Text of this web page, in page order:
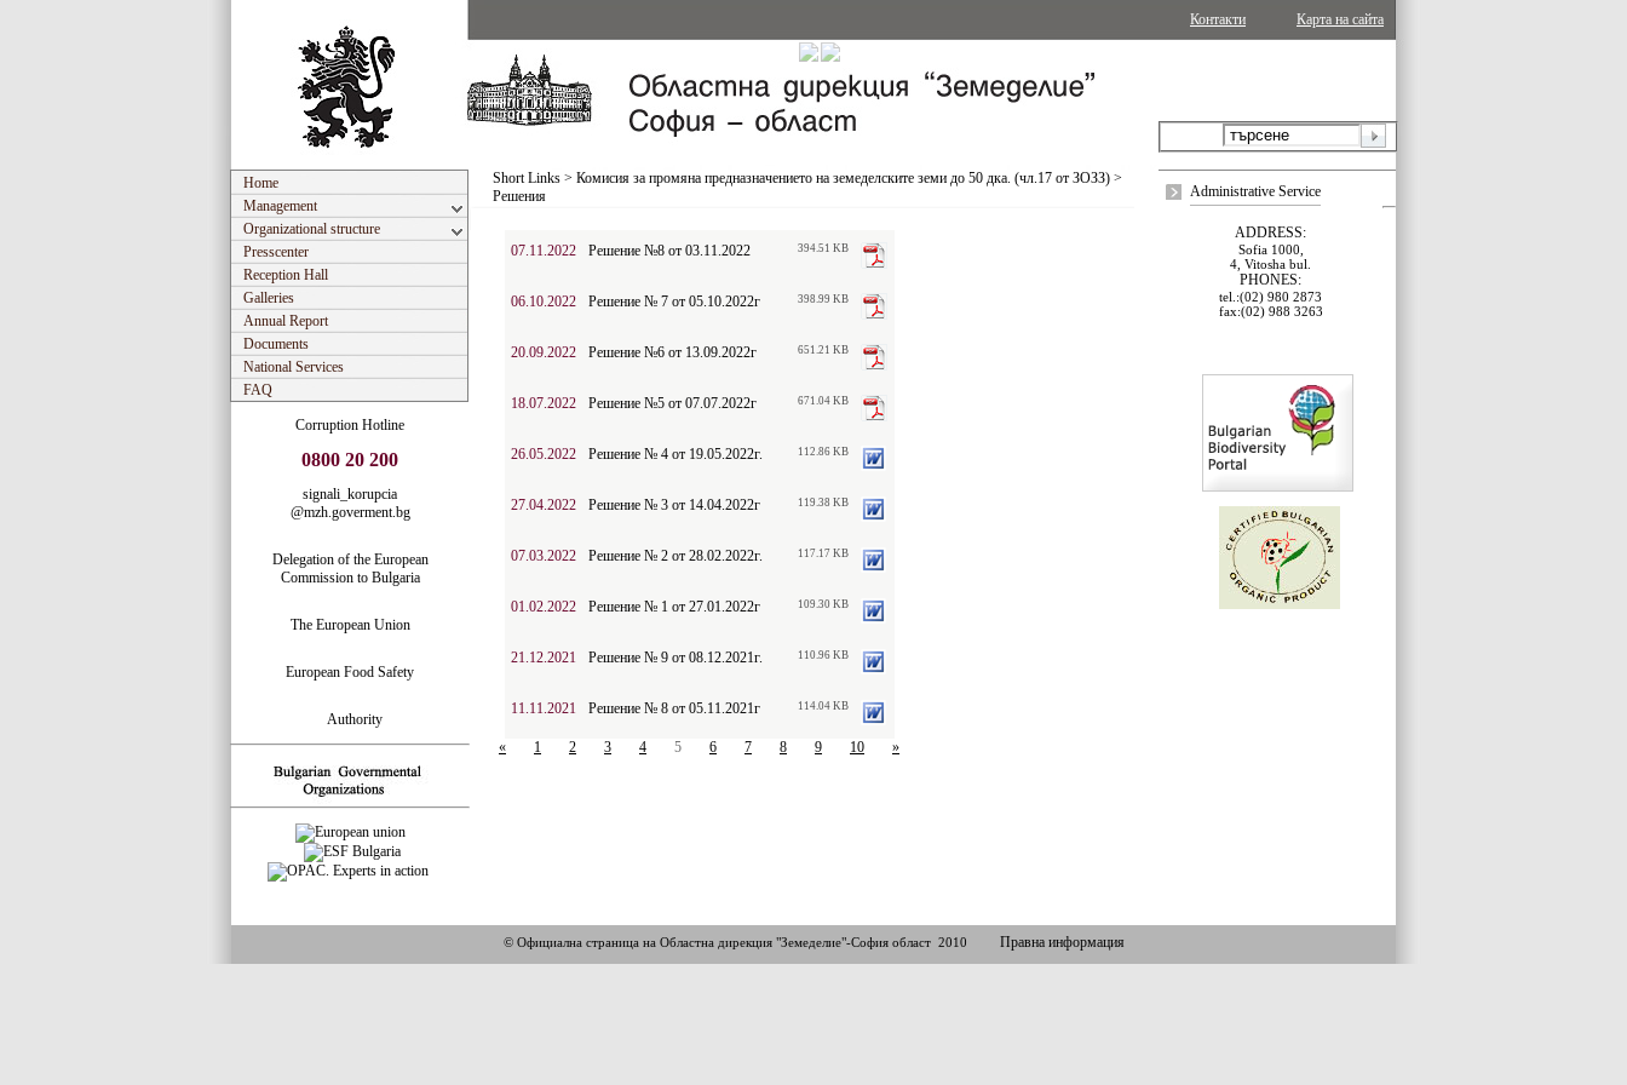
Карта на сайта
Контакти
Home
Management
Organizational structure
Presscenter
Reception Hall
Galleries
Annual Report
Documents
National Services
FAQ
Corruption Hotline
0800 20 200
signali_korupcia
@mzh.goverment.bg
Delegation of the European
Commission to Bulgaria
The European Union
European Food Safety
Authority
Short Links > Комисия за промяна предназначението на земеделските земи до 50 дка. (чл.17 от ЗОЗЗ) >
Решения
07.11.2022 Решение №8 от 03.11.2022 394.51 KB
06.10.2022 Решение № 7 от 05.10.2022г 398.99 KB
20.09.2022 Решение №6 от 13.09.2022г 651.21 KB
18.07.2022 Решение №5 от 07.07.2022г 671.04 KB
26.05.2022 Решение № 4 от 19.05.2022г. 112.86 KB
27.04.2022 Решение № 3 от 14.04.2022г 119.38 KB
07.03.2022 Решение № 2 от 28.02.2022г. 117.17 KB
01.02.2022 Решение № 1 от 27.01.2022г 109.30 KB
21.12.2021 Решение № 9 от 08.12.2021г. 110.96 KB
11.11.2021 Решение № 8 от 05.11.2021г 114.04 KB
« 1 2 3 4 5 6 7 8 9 10 »
Administrative Service
ADDRESS:
Sofia 1000,
4, Vitosha bul.
PHONES:
tel.:(02) 980 2873
fax:(02) 988 3263
© Официална страница на Областна дирекция "Земеделие"-София област 2010 Правна информация